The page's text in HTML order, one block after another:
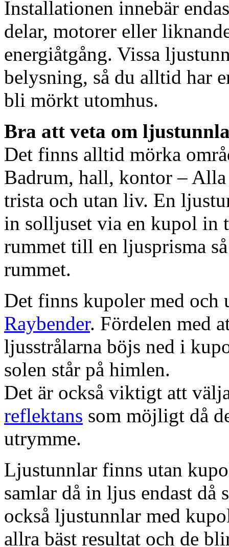
Installationen innebär
delar, motorer eller
energiåtgång. Vissa
belysning, så du alltid har
bli mörkt utomhus.
Bra att veta om
Det finns alltid mörka
Badrum, hall, kontor – Alla
trista och utan liv. En
in solljuset via en kupol in
rummet till en ljusprisma
rummet.
Det finns kupoler med och
Raybender. Fördelen med
ljusstrålarna böjs ned i
solen står på himlen.
Det är också viktigt att
reflektans som möjligt då
utrymme.
Ljustunnlar finns utan
samlar då in ljus endast då
också ljustunnlar med
allra bäst resultat och de